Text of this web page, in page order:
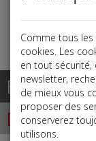
Base
Dépêches
Comme tous
cookies. Les
en tout sécurité,
newsletter,
de mieux vous
proposer des
conserverez
utilisons.